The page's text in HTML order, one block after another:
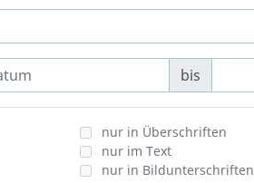
bis
nur in Überschriften
nur im Text
nur in Bildunterschriften